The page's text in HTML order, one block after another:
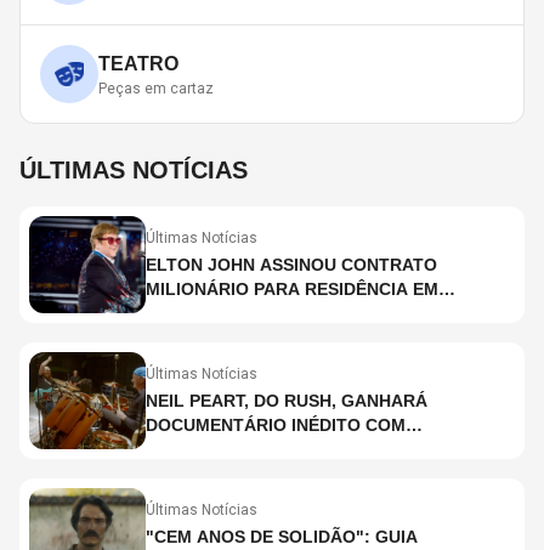
TEATRO
Peças em cartaz
ÚLTIMAS NOTÍCIAS
Últimas Notícias
ELTON JOHN ASSINOU CONTRATO
MILIONÁRIO PARA RESIDÊNCIA EM
Últimas Notícias
NEIL PEART, DO RUSH, GANHARÁ
DOCUMENTÁRIO INÉDITO COM
Últimas Notícias
"CEM ANOS DE SOLIDÃO": GUIA